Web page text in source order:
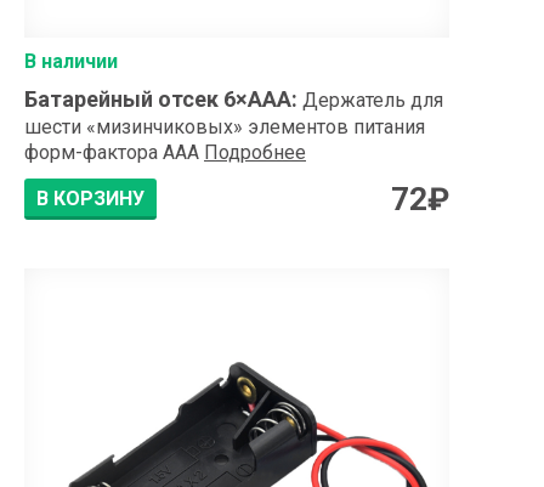
В наличии
Батарейный отсек 6×ААA: Держатель для
шести «мизинчиковых» элементов питания
форм-фактора ААА Подробнее
В КОРЗИНУ
72₽